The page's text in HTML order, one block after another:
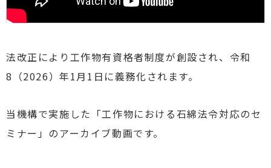
法改正により工作物有資格者制度が創設され、令和
8（2026）年1月1日に義務化されます。
当機構で実施した「工作物における石綿法令対応のセ
ミナー」のアーカイブ動画です。